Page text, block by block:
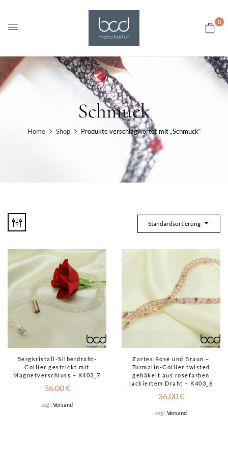
0
Schmuck
Home Shop Produkte verschlagwortet mit „Schmuck“
Standardsortierung
Bergkristall-Silberdraht-
Collier gestrickt mit
Magnetverschluss – K403_7
36,00€
zzgl. Versand
Zartes Rosé und Braun –
Turmalin-Collier twisted
gehäkelt aus rosefarben
lackiertem Draht – K403_6
36,00€
zzgl. Versand